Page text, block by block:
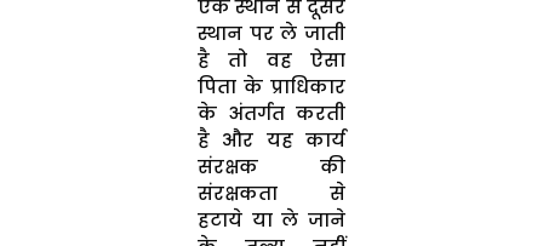
एक स्थान से दूसरे
स्थान पर ले जाती
है तो वह ऐसा
पिता के प्राधिकार
के अंतर्गत करती
है और यह कार्य
संरक्षक की
संरक्षकता से
हटाये या ले जाने